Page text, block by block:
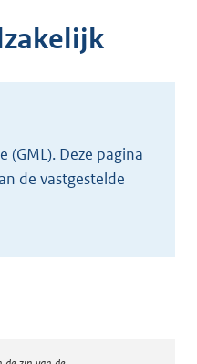
Deze pagina
de vastgestelde